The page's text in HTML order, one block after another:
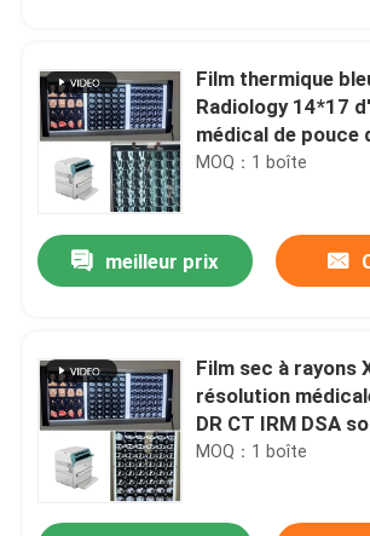
Film thermique
Radiology 14*17
médical de pouce
MOQ：1 boîte
meilleur prix
Film sec à rayons
résolution
DR CT IRM DSA
compatible avec
MOQ：1 boîte